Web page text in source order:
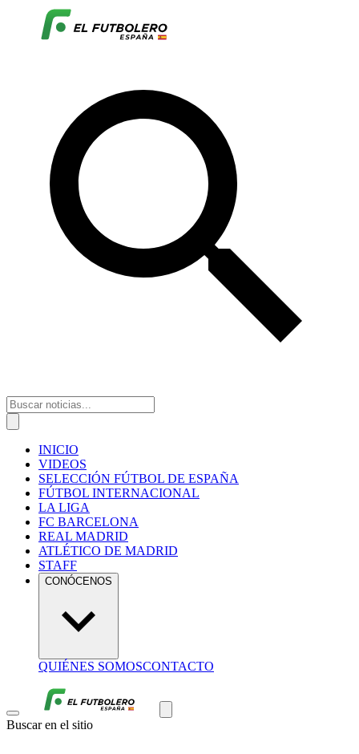
INICIO
VIDEOS
SELECCIÓN FÚTBOL DE ESPAÑA
FÚTBOL INTERNACIONAL
LA LIGA
FC BARCELONA
REAL MADRID
ATLÉTICO DE MADRID
STAFF
CONÓCENOS
QUIÉNES SOMOSCONTACTO
Buscar en el sitio